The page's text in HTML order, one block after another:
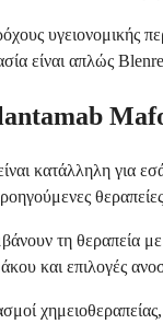
υγειονομικής
είναι απλώς
κατάλληλη για
τη θεραπεία
και επιλογές